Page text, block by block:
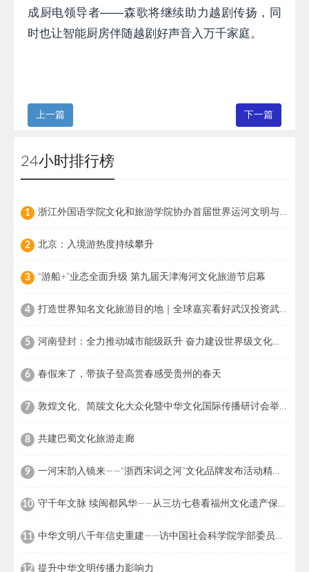
成厨电领导者——森歌将继续助力越剧传扬，同
时也让智能厨房伴随越剧好声音入万千家庭。
上一篇 下一篇
24小时排行榜
1 浙江外国语学院文化和旅游学院协办首届世界运河文明与诗歌国际论坛
2 北京：入境游热度持续攀升
3 “游船+”业态全面升级 第九届天津海河文化旅游节启幕
4 打造世界知名文化旅游目的地｜全球嘉宾看好武汉投资武汉文旅 世界知名 武汉可期
5 河南登封：全力推动城市能级跃升 奋力建设世界级文化旅游目的地城市
6 春假来了，带孩子登高赏春感受贵州的春天
7 敦煌文化、简牍文化大众化暨中华文化国际传播研讨会举行
8 共建巴蜀文化旅游走廊
9 一河宋韵入镜来——“浙西宋词之河”文化品牌发布活动精彩回顾
10 守千年文脉 续闽都风华——从三坊七巷看福州文化遗产保护成效
11 中华文明八千年信史重建——访中国社会科学院学部委员、考古研究所研究员冯时
12 提升中华文明传播力影响力